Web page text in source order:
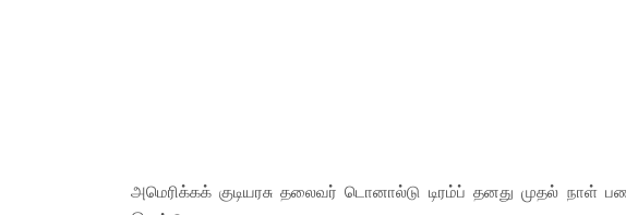
அமெரிக்கக் குடியரசு தலைவர் டொனால்டு டிரம்ப் தனது முதல் நாள்